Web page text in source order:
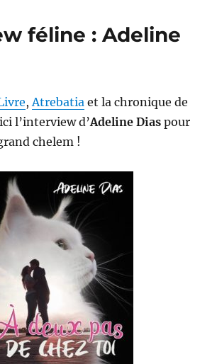
Lara
féline : Adeline
, Atrebatia et la chronique de
l’interview d’Adeline Dias pour
chelem !